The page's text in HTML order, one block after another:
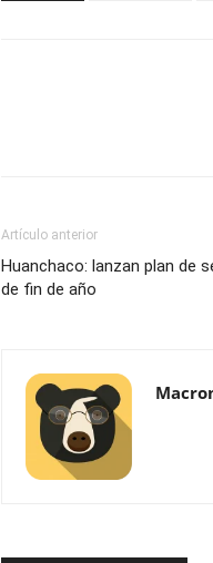
Artículo anterior
Huanchaco: lanzan plan de
de fin de año